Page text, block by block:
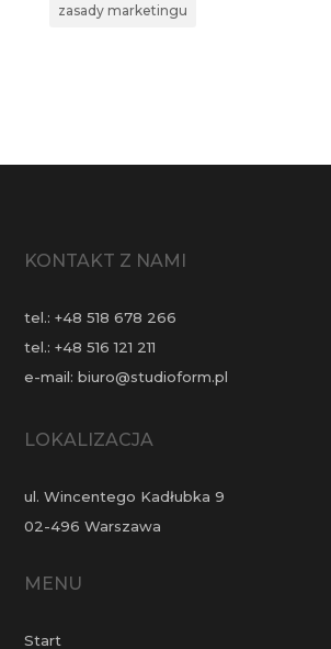
zasady marketingu
KONTAKT Z NAMI
tel.:+48 518 678 266
tel.:+48 516 121 211
e-mail:biuro@studioform.pl
LOKALIZACJA
ul. Wincentego Kadłubka 9
02-496 Warszawa
MENU
Start